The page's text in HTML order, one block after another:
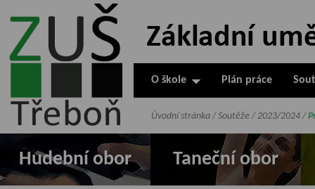
ZUŠ Třeboň -
Základní
umělecká škola
O škole Plán práce
Hudební obor Taneční obor
Úvodní stránka / Soutěže / 2023/2024 /